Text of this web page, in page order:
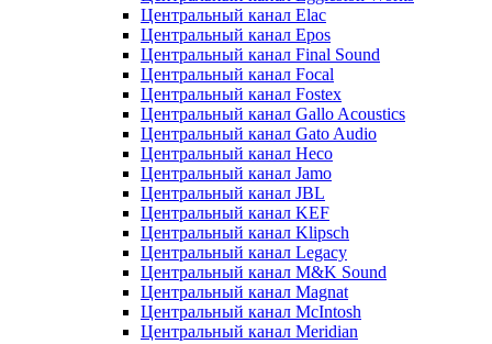
Центральный канал Elac
Центральный канал Epos
Центральный канал Final Sound
Центральный канал Focal
Центральный канал Fostex
Центральный канал Gallo Acoustics
Центральный канал Gato Audio
Центральный канал Heco
Центральный канал Jamo
Центральный канал JBL
Центральный канал KEF
Центральный канал Klipsch
Центральный канал Legacy
Центральный канал M&K Sound
Центральный канал Magnat
Центральный канал McIntosh
Центральный канал Meridian